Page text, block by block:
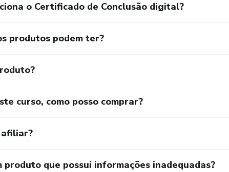
o Certificado de Conclusão digital?
produtos podem ter?
curso, como posso comprar?
afiliar?
produto que possui informações inadequadas?